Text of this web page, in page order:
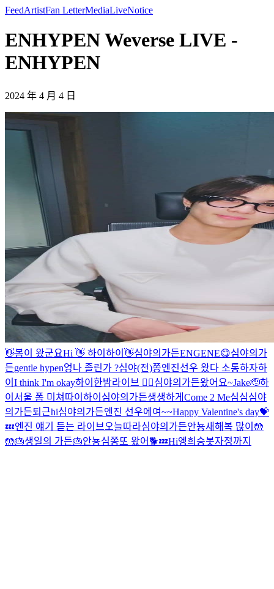
FeedArtistFan LetterMediaLiveNotice
ENHYPEN Weverse LIVE -
ENHYPEN
2024 年 4 月 4 日
👋봄이 왔군요Hi 👋 하이 하이 👋심야의가든ENGENE😋심야의가
든gentle hypen엉나 졸린가 ?심야(전)쫑엔진선우 왔다 소통하자하
이 I think I'm okay하이 한밤라이브 😶‍🌫️심야의가든왔어요~Jake🫡하
이 서울 폼 미쳐따이 하이 심야의가든생생하게 Come 2 Me심심심야
의가든퇴근hi심야의가든엔진 선우에여~~Happy Valentine's day💝
💤엔진 얘기 듣는 라이브 오늘따라심야의가든안뇽새해복 많이🤲
🤲🎂생일의 가든🎂안뇽심쫑또 왔어🐕💤Hi엥희승봇자정까지